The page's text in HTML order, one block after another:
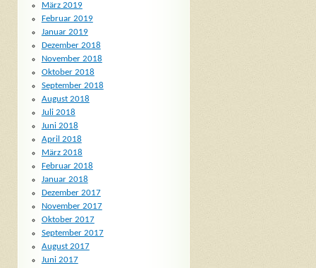
März 2019
Februar 2019
Januar 2019
Dezember 2018
November 2018
Oktober 2018
September 2018
August 2018
Juli 2018
Juni 2018
April 2018
März 2018
Februar 2018
Januar 2018
Dezember 2017
November 2017
Oktober 2017
September 2017
August 2017
Juni 2017